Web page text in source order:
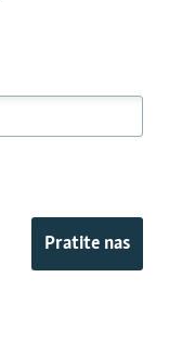
Pratite nas